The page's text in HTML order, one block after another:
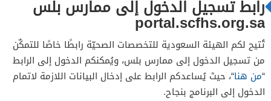
رابط تسجيل الدخول إلى ممارس بلس
portal.scfhs.org.sa
تُتيح لكم الهيئة السعودية للتخصصات الصحيّة رابطًا خاصًا للتمكٌن
من تسجيل الدخول إلى ممارس بلس، ويُمكنكم الدخول إلى الرابط
“من هنا“، حيث يُساعدكم الرابط على إدخال البيانات اللازمة لاتمام
الدخول إلى البرنامج بنجاح.